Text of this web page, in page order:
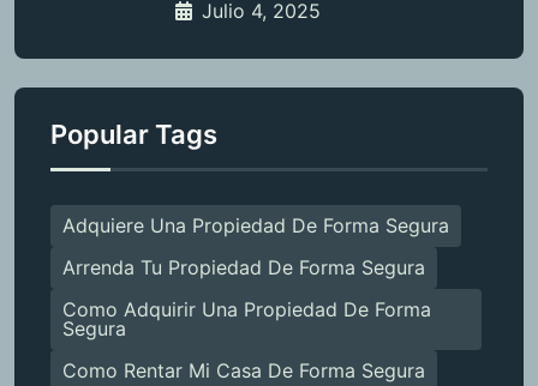
Julio 4, 2025
Popular Tags
Adquiere Una Propiedad De Forma Segura
Arrenda Tu Propiedad De Forma Segura
Como Adquirir Una Propiedad De Forma
Segura
Como Rentar Mi Casa De Forma Segura